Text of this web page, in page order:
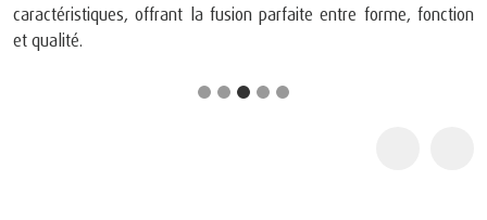
caractéristiques, offrant la fusion parfaite entre forme, fonction
et qualité.